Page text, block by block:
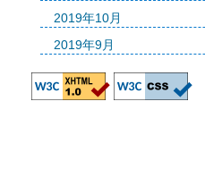
2019年10月
2019年9月